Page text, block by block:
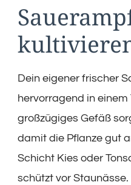
Dein eigener frischer
hervorragend in einem
großzügiges Gefäß
damit die Pflanze gut
Schicht Kies oder
schützt vor